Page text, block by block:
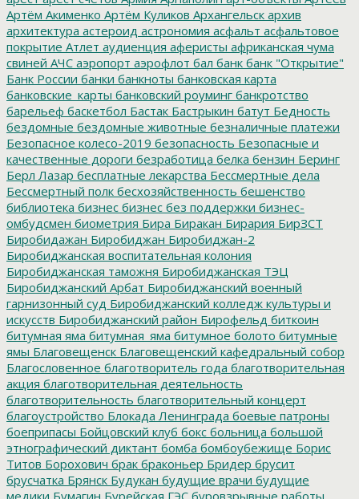
Артём Акименко Артём Куликов Архангельск архив
архитектура астероид астрономия асфальт асфальтовое
покрытие Атлет аудиенция аферисты африканская чума
свиней АЧС аэропорт аэрофлот бал банк банк "Открытие"
Банк России банки банкноты банковская карта
банковские_карты банковский роуминг банкротство
барельеф баскетбол Бастак Бастрыкин батут Бедность
бездомные бездомные животные безналичные платежи
Безопасное колесо-2019 безопасность Безопасные и
качественные дороги безработица белка бензин Беринг
Берл Лазар бесплатные лекарства Бессмертные дела
Бессмертный полк бесхозяйственность бешенство
библиотека бизнес бизнес без поддержки бизнес-
омбудсмен биометрия Бира Биракан Бирария БирЗСТ
Биробидажан Биробиджан Биробиджан-2
Биробиджанская воспитательная колония
Биробиджанская таможня Биробиджанская ТЭЦ
Биробиджанский Арбат Биробиджанский военный
гарнизонный суд Биробиджанский колледж культуры и
искусств Биробиджанский район Бирофельд биткоин
битумная яма битумная_яма битумное болото битумные
ямы Благовещенск Благовещенский кафедральный собор
Благословенное благотворитель года благотворительная
акция благотворительная деятельность
благотворительность благотворительный концерт
благоустройство Блокада Ленинграда боевые патроны
боеприпасы Бойцовский клуб бокс больница большой
этнографический диктант бомба бомбоубежище Борис
Титов Борохович брак браконьер Бридер брусит
брусчатка Брянск Будукан будущие врачи будущие
медики Бумагин Бурейская ГЭС буровзрывные работы